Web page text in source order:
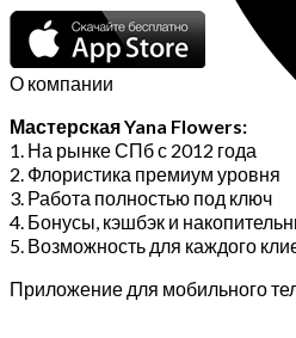
О компании
Мастерская Yana Flowers:
1. На рынке СПб с 2012 года
2. Флористика премиум уровня
3. Работа полностью под ключ
4. Бонусы, кэшбэк и
5. Возможность для каждого
Приложение для мобильного